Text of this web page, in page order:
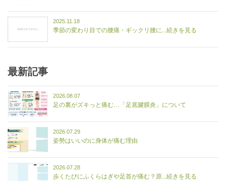
2025.11.18
季節の変わり目での腰痛・ギックリ腰に...続きを見る
最新記事
2026.08.07
足の裏がズキっと痛む…「足底腱膜炎」について
2026.07.29
姿勢はいいのに身体が痛む理由
2026.07.28
歩くたびにふくらはぎや足首が痛む？原...続きを見る